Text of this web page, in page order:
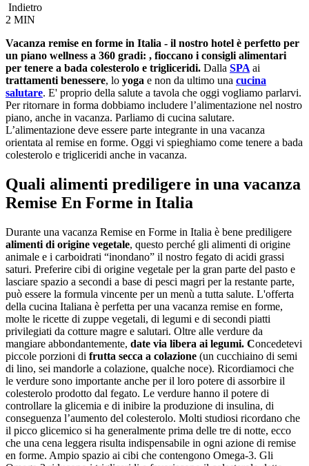
Indietro
2 MIN
Vacanza remise en forme in Italia - il nostro hotel è perfetto per
un piano wellness a 360 gradi: , fioccano i consigli alimentari
per tenere a bada colesterolo e trigliceridi. Dalla SPA ai
trattamenti benessere, lo yoga e non da ultimo una cucina
salutare. E' proprio della salute a tavola che oggi vogliamo parlarvi.
Per ritornare in forma dobbiamo includere l’alimentazione nel nostro
piano, anche in vacanza. Parliamo di cucina salutare.
L’alimentazione deve essere parte integrante in una vacanza
orientata al remise en forme. Oggi vi spieghiamo come tenere a bada
colesterolo e trigliceridi anche in vacanza.
Quali alimenti prediligere in una vacanza
Remise En Forme in Italia
Durante una vacanza Remise en Forme in Italia è bene prediligere
alimenti di origine vegetale, questo perché gli alimenti di origine
animale e i carboidrati “inondano” il nostro fegato di acidi grassi
saturi. Preferire cibi di origine vegetale per la gran parte del pasto e
lasciare spazio a secondi a base di pesci magri per la restante parte,
può essere la formula vincente per un menù a tutta salute. L'offerta
della cucina Italiana è perfetta per una vacanza remise en forme,
molte le ricette di zuppe vegetali, di legumi e di secondi piatti
privilegiati da cotture magre e salutari. Oltre alle verdure da
mangiare abbondantemente, date via libera ai legumi. Concedetevi
piccole porzioni di frutta secca a colazione (un cucchiaino di semi
di lino, sei mandorle a colazione, qualche noce). Ricordiamoci che
le verdure sono importante anche per il loro potere di assorbire il
colesterolo prodotto dal fegato. Le verdure hanno il potere di
controllare la glicemia e di inibire la produzione di insulina, di
conseguenza l’aumento del colesterolo. Molti studiosi ricordano che
il picco glicemico si ha generalmente prima delle tre di notte, ecco
che una cena leggera risulta indispensabile in ogni azione di remise
en forme. Ampio spazio ai cibi che contengono Omega-3. Gli